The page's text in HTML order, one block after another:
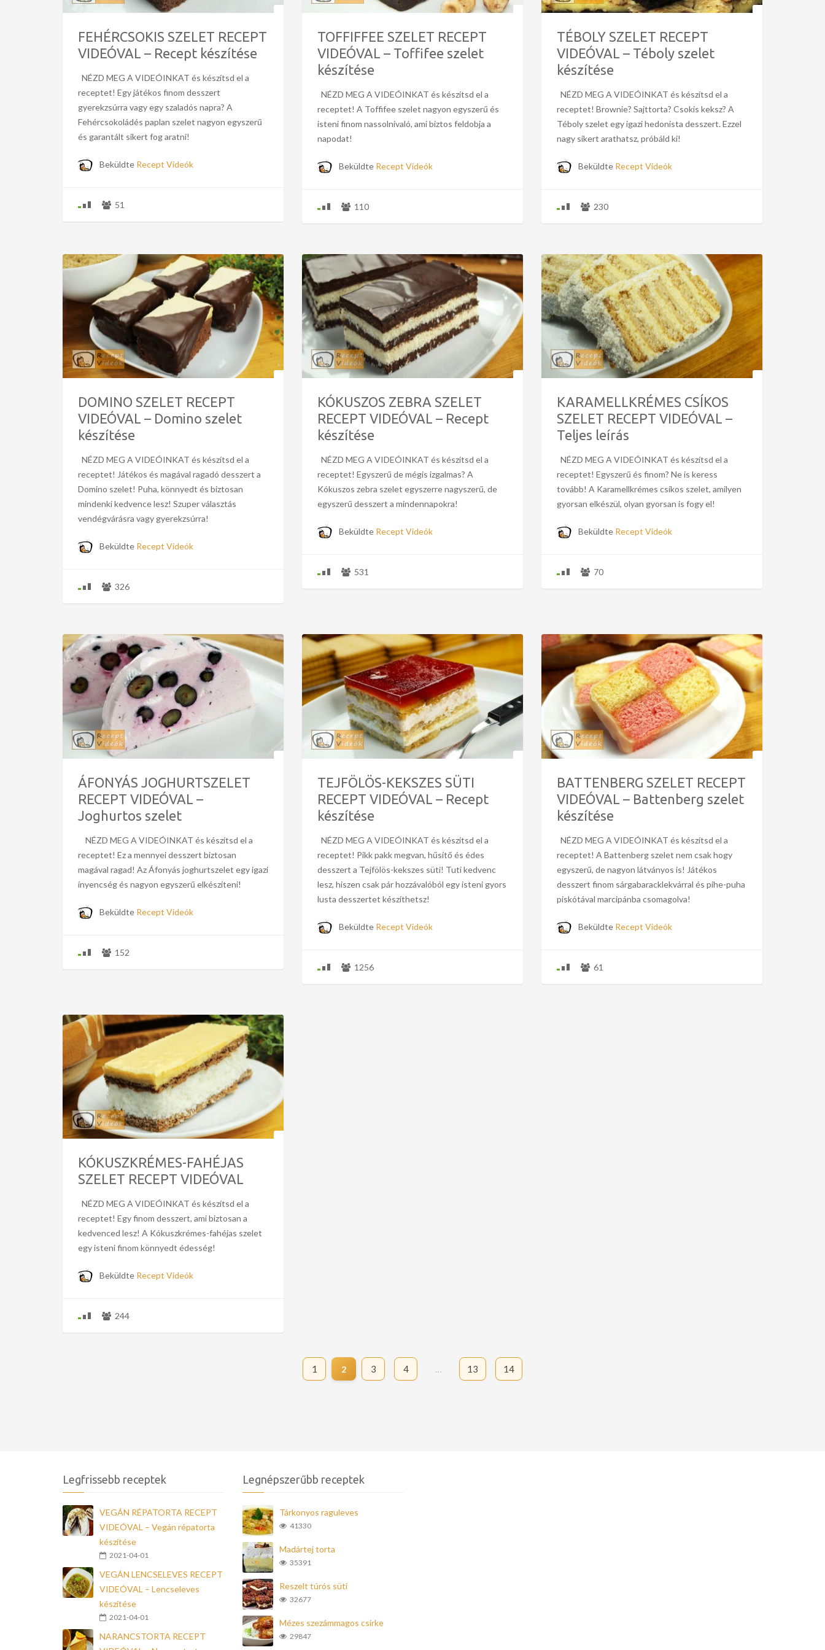
FEHÉRCSOKIS SZELET RECEPT
VIDEÓVAL – Recept készítése
NÉZD MEG A VIDEÓINKAT és készítsd el a
receptet! Egy játékos finom desszert
gyerekzsúrra vagy egy szaladós napra? A
Fehércsokoládés paplan szelet nagyon egyszerű
és garantált sikert fog aratni!
Beküldte Recept Videók
51
TOFFIFFEE SZELET RECEPT
VIDEÓVAL – Toffifee szelet
készítése
NÉZD MEG A VIDEÓINKAT és készítsd el a
receptet! A Toffifee szelet nagyon egyszerű és
isteni finom nassolnivaló, ami biztos feldobja a
napodat!
Beküldte Recept Videók
110
TÉBOLY SZELET RECEPT
VIDEÓVAL – Téboly szelet
készítése
NÉZD MEG A VIDEÓINKAT és készítsd el a
receptet! Brownie? Sajttorta? Csokis keksz? A
Téboly szelet egy igazi hedonista desszert. Ezzel
nagy sikert arathatsz, próbáld ki!
Beküldte Recept Videók
230
DOMINO SZELET RECEPT
VIDEÓVAL – Domino szelet
készítése
NÉZD MEG A VIDEÓINKAT és készítsd el a
receptet! Játékos és magával ragadó desszert a
Domino szelet! Puha, könnyedt és biztosan
mindenki kedvence lesz! Szuper választás
vendégvárásra vagy gyerekzsúrra!
Beküldte Recept Videók
326
KÓKUSZOS ZEBRA SZELET
RECEPT VIDEÓVAL – Recept
készítése
NÉZD MEG A VIDEÓINKAT és készítsd el a
receptet! Egyszerű de mégis izgalmas? A
Kókuszos zebra szelet egyszerre nagyszerű, de
egyszerű desszert a mindennapokra!
Beküldte Recept Videók
531
KARAMELLKRÉMES CSÍKOS
SZELET RECEPT VIDEÓVAL –
Teljes leírás
NÉZD MEG A VIDEÓINKAT és készítsd el a
receptet! Egyszerű és finom? Ne is keress
tovább! A Karamellkrémes csíkos szelet, amilyen
gyorsan elkészül, olyan gyorsan is fogy el!
Beküldte Recept Videók
70
ÁFONYÁS JOGHURTSZELET
RECEPT VIDEÓVAL –
Joghurtos szelet
NÉZD MEG A VIDEÓINKAT és készítsd el a
receptet! Ez a mennyei desszert biztosan
magával ragad! Az Áfonyás joghurtszelet egy igazi
ínyencség és nagyon egyszerű elkészíteni!
Beküldte Recept Videók
152
TEJFÖLÖS-KEKSZES SÜTI
RECEPT VIDEÓVAL – Recept
készítése
NÉZD MEG A VIDEÓINKAT és készítsd el a
receptet! Pikk pakk megvan, hűsítő és édes
desszert a Tejfölös-kekszes süti! Tuti kedvenc
lesz, hiszen csak pár hozzávalóból egy isteni gyors
lusta desszertet készíthetsz!
Beküldte Recept Videók
1256
BATTENBERG SZELET RECEPT
VIDEÓVAL – Battenberg szelet
készítése
NÉZD MEG A VIDEÓINKAT és készítsd el a
receptet! A Battenberg szelet nem csak hogy
egyszerű, de nagyon látványos is! Játékos
desszert finom sárgabaracklekvárral és pihe-puha
piskótával marcipánba csomagolva!
Beküldte Recept Videók
61
KÓKUSZKRÉMES-FAHÉJAS
SZELET RECEPT VIDEÓVAL
NÉZD MEG A VIDEÓINKAT és készítsd el a
receptet! Egy finom desszert, ami biztosan a
kedvenced lesz! A Kókuszkrémes-fahéjas szelet
egy isteni finom könnyedt édesség!
Beküldte Recept Videók
244
1 2 3 4 13 14
Legfrissebb receptek
VEGÁN RÉPATORTA RECEPT
VIDEÓVAL – Vegán répatorta
készítése
2021-04-01
VEGÁN LENCSELEVES RECEPT
VIDEÓVAL – Lencseleves
készítése
2021-04-01
NARANCSTORTA RECEPT
Legnépszerűbb receptek
Tárkonyos raguleves
41330
Madártej torta
35391
Reszelt túrós süti
32677
Mézes szezámmagos csirke
29847